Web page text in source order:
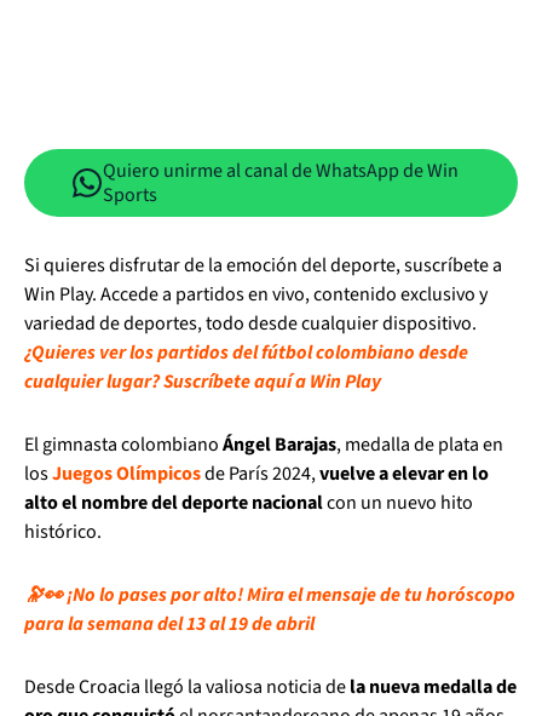
Quiero unirme al canal de WhatsApp de Win
Sports
Si quieres disfrutar de la emoción del deporte, suscríbete a
Win Play. Accede a partidos en vivo, contenido exclusivo y
variedad de deportes, todo desde cualquier dispositivo.
¿Quieres ver los partidos del fútbol colombiano desde
cualquier lugar? Suscríbete aquí a Win Play
El gimnasta colombianoÁngel Barajas, medalla de plata en
losJuegos Olímpicosde París 2024,vuelve a elevar en lo
alto el nombre del deporte nacionalcon un nuevo hito
histórico.
🔭👀 ¡No lo pases por alto! Mira el mensaje de tu horóscopo
para la semana del 13 al 19 de abril
Desde Croacia llegó la valiosa noticia dela nueva medalla de